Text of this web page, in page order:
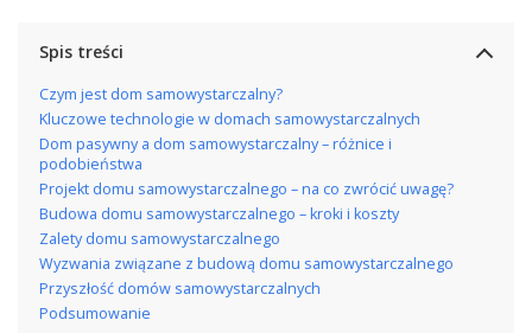
Spis treści
Czym jest dom samowystarczalny?
Kluczowe technologie w domach samowystarczalnych
Dom pasywny a dom samowystarczalny – różnice i
podobieństwa
Projekt domu samowystarczalnego – na co zwrócić uwagę?
Budowa domu samowystarczalnego – kroki i koszty
Zalety domu samowystarczalnego
Wyzwania związane z budową domu samowystarczalnego
Przyszłość domów samowystarczalnych
Podsumowanie